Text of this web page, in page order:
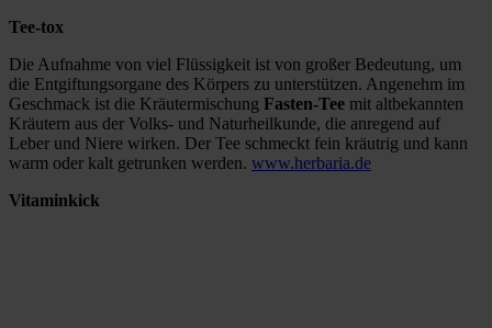
Tee-tox
Die Aufnahme von viel Flüssigkeit ist von großer Bedeutung, um
die Entgiftungsorgane des Körpers zu unterstützen. Angenehm im
Geschmack ist die Kräutermischung Fasten-Tee mit altbekannten
Kräutern aus der Volks- und Naturheilkunde, die anregend auf
Leber und Niere wirken. Der Tee schmeckt fein kräutrig und kann
warm oder kalt getrunken werden. www.herbaria.de
Vitaminkick